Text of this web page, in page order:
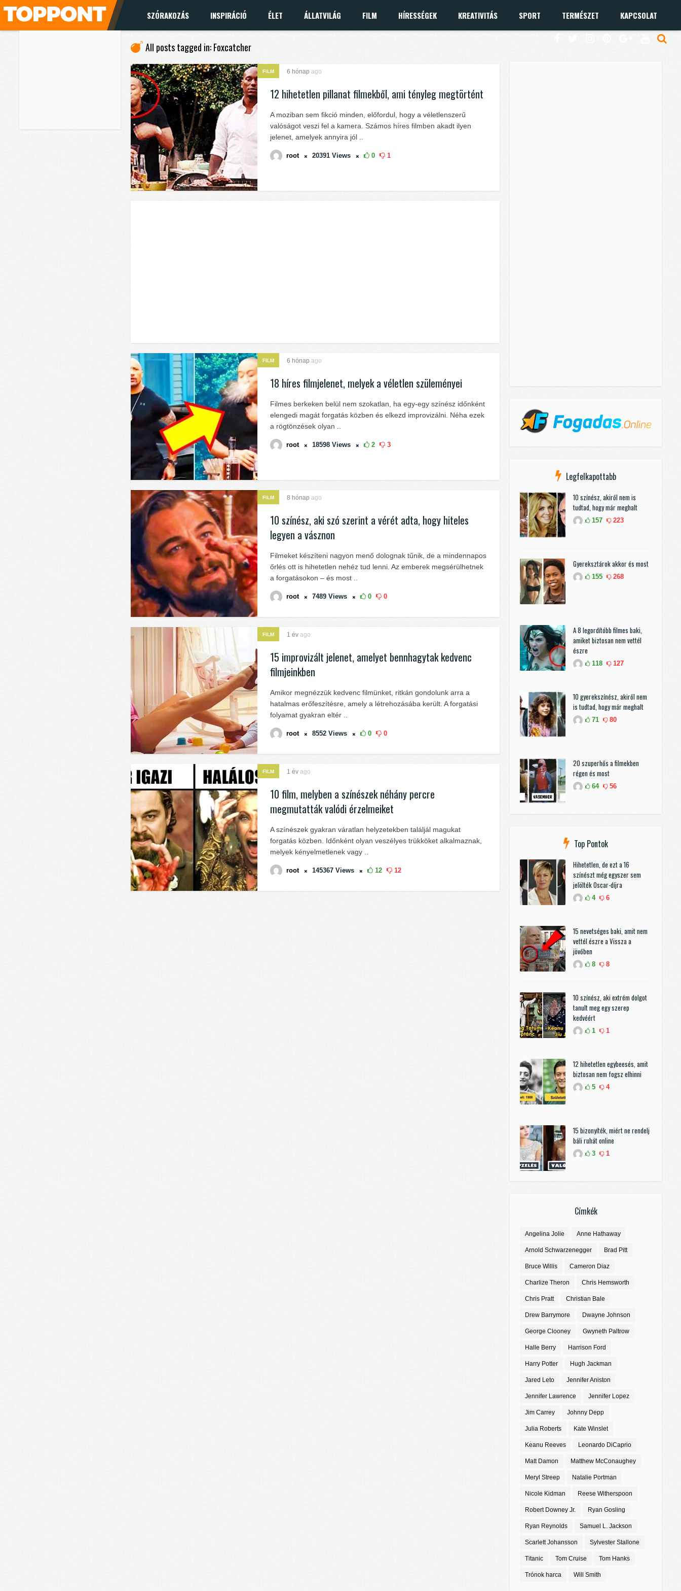
SZÓRAKOZÁS INSPIRÁCIÓ ÉLET ÁLLATVILÁG FILM HÍRESSÉGEK KREATIVITÁS SPORT TERMÉSZET KAPCSOLAT
All posts tagged in: Foxcatcher
FILM 6 hónap ago
12 hihetetlen pillanat filmekből, ami tényleg megtörtént
A moziban sem fikció minden, előfordul, hogy a véletlenszerű
valóságot veszi fel a kamera. Számos híres filmben akadt ilyen
jelenet, amelyek annyira jól ..
root 20391 Views 0 1
FILM 6 hónap ago
18 híres filmjelenet, melyek a véletlen szüleményei
Filmes berkeken belül nem szokatlan, ha egy-egy színész időnként
elengedi magát forgatás közben és elkezd improvizálni. Néha ezek
a rögtönzések olyan ..
root 18598 Views 2 3
FILM 8 hónap ago
10 színész, aki szó szerint a vérét adta, hogy hiteles
legyen a vásznon
Filmeket készíteni nagyon menő dolognak tűnik, de a mindennapos
őrlés ott is hihetetlen nehéz tud lenni. Az emberek megsérülhetnek
a forgatásokon – és most ..
root 7489 Views 0 0
FILM 1 év ago
15 improvizált jelenet, amelyet bennhagytak kedvenc
filmjeinkben
Amikor megnézzük kedvenc filmünket, ritkán gondolunk arra a
hatalmas erőfeszítésre, amely a létrehozásába került. A forgatási
folyamat gyakran eltér ..
root 8552 Views 0 0
FILM 1 év ago
10 film, melyben a színészek néhány percre
megmutatták valódi érzelmeiket
A színészek gyakran váratlan helyzetekben találjál magukat
forgatás közben. Időnként olyan veszélyes trükköket alkalmaznak,
melyek kényelmetlenek vagy ..
root 145367 Views 12 12
Legfelkapottabb
10 színész, akiről nem is
tudtad, hogy már meghalt
157 223
Gyereksztárok akkor és most
155 268
A 8 legordítóbb filmes baki,
amiket biztosan nem vettél
észre
118 127
10 gyerekszínész, akiről nem
is tudtad, hogy már meghalt
71 80
20 szuperhős a filmekben
régen és most
64 56
Top Pontok
Hihetetlen, de ezt a 16
színészt még egyszer sem
jelölték Oscar-díjra
4 6
15 nevetséges baki, amit nem
vettél észre a Vissza a
jövőben
8 8
10 színész, aki extrém dolgot
tanult meg egy szerep
kedvéért
1 1
12 hihetetlen egybeesés, amit
biztosan nem fogsz elhinni
5 4
15 bizonyíték, miért ne rendelj
báli ruhát online
3 1
Címkék
Angelina Jolie Anne Hathaway
Arnold Schwarzenegger Brad Pitt
Bruce Willis Cameron Diaz
Charlize Theron Chris Hemsworth
Chris Pratt Christian Bale
Drew Barrymore Dwayne Johnson
George Clooney Gwyneth Paltrow
Halle Berry Harrison Ford
Harry Potter Hugh Jackman
Jared Leto Jennifer Aniston
Jennifer Lawrence Jennifer Lopez
Jim Carrey Johnny Depp
Julia Roberts Kate Winslet
Keanu Reeves Leonardo DiCaprio
Matt Damon Matthew McConaughey
Meryl Streep Natalie Portman
Nicole Kidman Reese Witherspoon
Robert Downey Jr. Ryan Gosling
Ryan Reynolds Samuel L. Jackson
Scarlett Johansson Sylvester Stallone
Titanic Tom Cruise Tom Hanks
Trónok harca Will Smith